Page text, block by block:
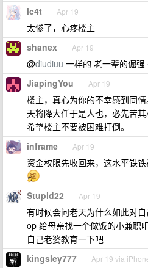
lc4t Apr 19
太惨了，心疼楼主
shanex Apr 19
@diudiuu 一样的 老一辈的倔
JiapingYou Apr 19
楼主，真心为你的不幸感到同情
天将降大任于是人也，必先苦其
希望楼主不要被困难打倒。
inframe Apr 19
资金权限先收回来，这水平铁
Stupid22 Apr 19
有时候会问老天为什么如此对
op 给母亲找一个做饭的小兼职
自己老婆教育一下吧
kingsley777 Apr 19 via